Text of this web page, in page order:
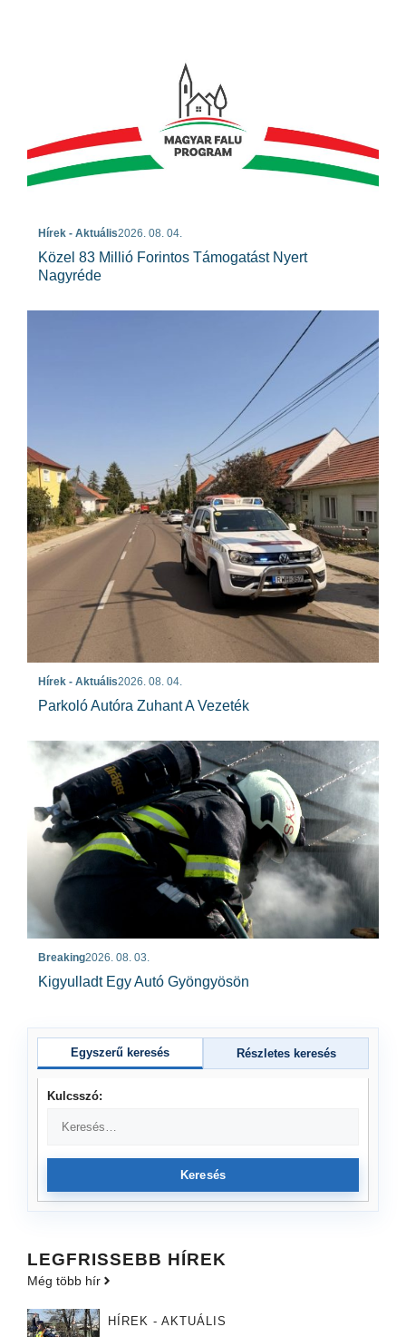
Hírek - Aktuális2026. 08. 04.
Közel 83 Millió Forintos Támogatást Nyert
Nagyréde
Hírek - Aktuális2026. 08. 04.
Parkoló Autóra Zuhant A Vezeték
Breaking2026. 08. 03.
Kigyulladt Egy Autó Gyöngyösön
Egyszerű keresés Részletes keresés
Kulcsszó:
Keresés
LEGFRISSEBB HÍREK
Még több hír
HÍREK - AKTUÁLIS